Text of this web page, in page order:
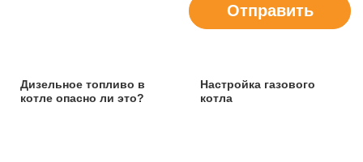
Отправить
Дизельное топливо в
котле опасно ли это?
Настройка газового
котла